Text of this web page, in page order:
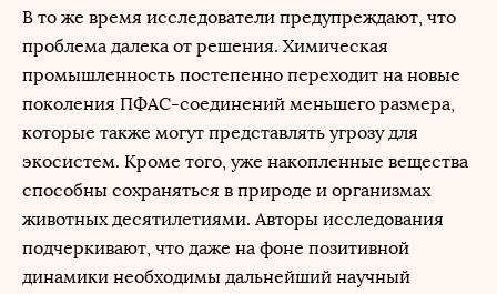
В то же время исследователи предупреждают, что
проблема далека от решения. Химическая
промышленность постепенно переходит на новые
поколения ПФАС-соединений меньшего размера,
которые также могут представлять угрозу для
экосистем. Кроме того, уже накопленные вещества
способны сохраняться в природе и организмах
животных десятилетиями. Авторы исследования
подчеркивают, что даже на фоне позитивной
динамики необходимы дальнейший научный